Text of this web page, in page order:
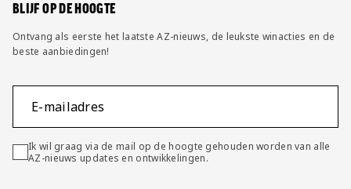
BLIJF OP DE HOOGTE
Ontvang als eerste het laatste AZ-nieuws, de leukste winacties en de
beste aanbiedingen!
E-mailadres
Ik wil graag via de mail op de hoogte gehouden worden van alle
AZ-nieuws updates en ontwikkelingen.